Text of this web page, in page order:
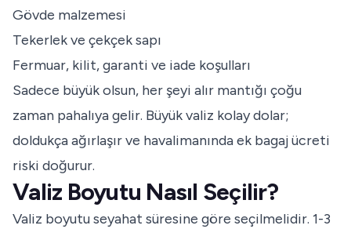
Gövde malzemesi
Tekerlek ve çekçek sapı
Fermuar, kilit, garanti ve iade koşulları
Sadece büyük olsun, her şeyi alır mantığı çoğu
zaman pahalıya gelir. Büyük valiz kolay dolar;
doldukça ağırlaşır ve havalimanında ek bagaj ücreti
riski doğurur.
Valiz Boyutu Nasıl Seçilir?
Valiz boyutu seyahat süresine göre seçilmelidir. 1-3